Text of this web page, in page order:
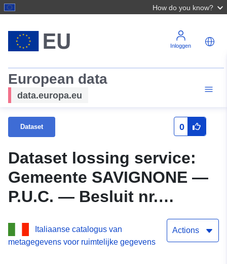
How do you know?
Inloggen
European data
data.europa.eu
Dataset 0
Dataset lossing service:
Gemeente SAVIGNONE —
P.U.C. — Besluit nr.
7479/2002, Variant nr.
1133/2005, Variant nr.
Italiaanse catalogus van
metagegevens voor ruimtelijke gegevens
Actions